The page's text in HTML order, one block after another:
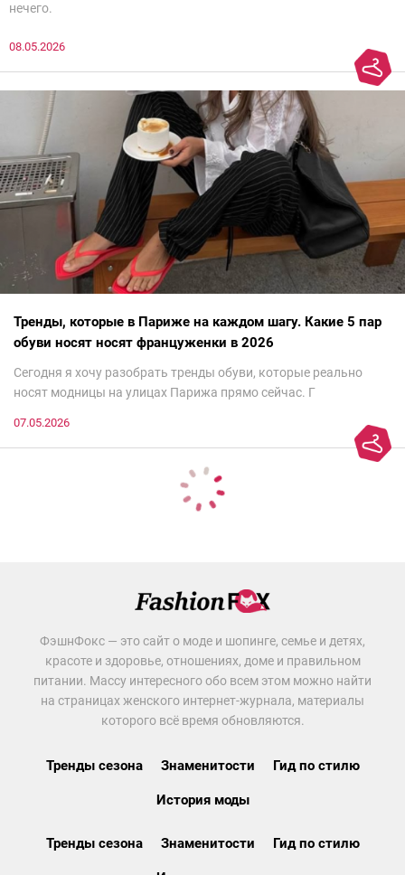
нечего.
08.05.2026
Тренды, которые в Париже на каждом шагу. Какие 5 пар
обуви носят носят француженки в 2026
Сегодня я хочу разобрать тренды обуви, которые реально
носят модницы на улицах Парижа прямо сейчас. Г
07.05.2026
ФэшнФокс — это сайт о моде и шопинге, семье и детях,
красоте и здоровье, отношениях, доме и правильном
питании. Массу интересного обо всем этом можно найти
на страницах женского интернет-журнала, материалы
которого всё время обновляются.
Тренды сезона Знаменитости Гид по стилю
История моды
Тренды сезона Знаменитости Гид по стилю